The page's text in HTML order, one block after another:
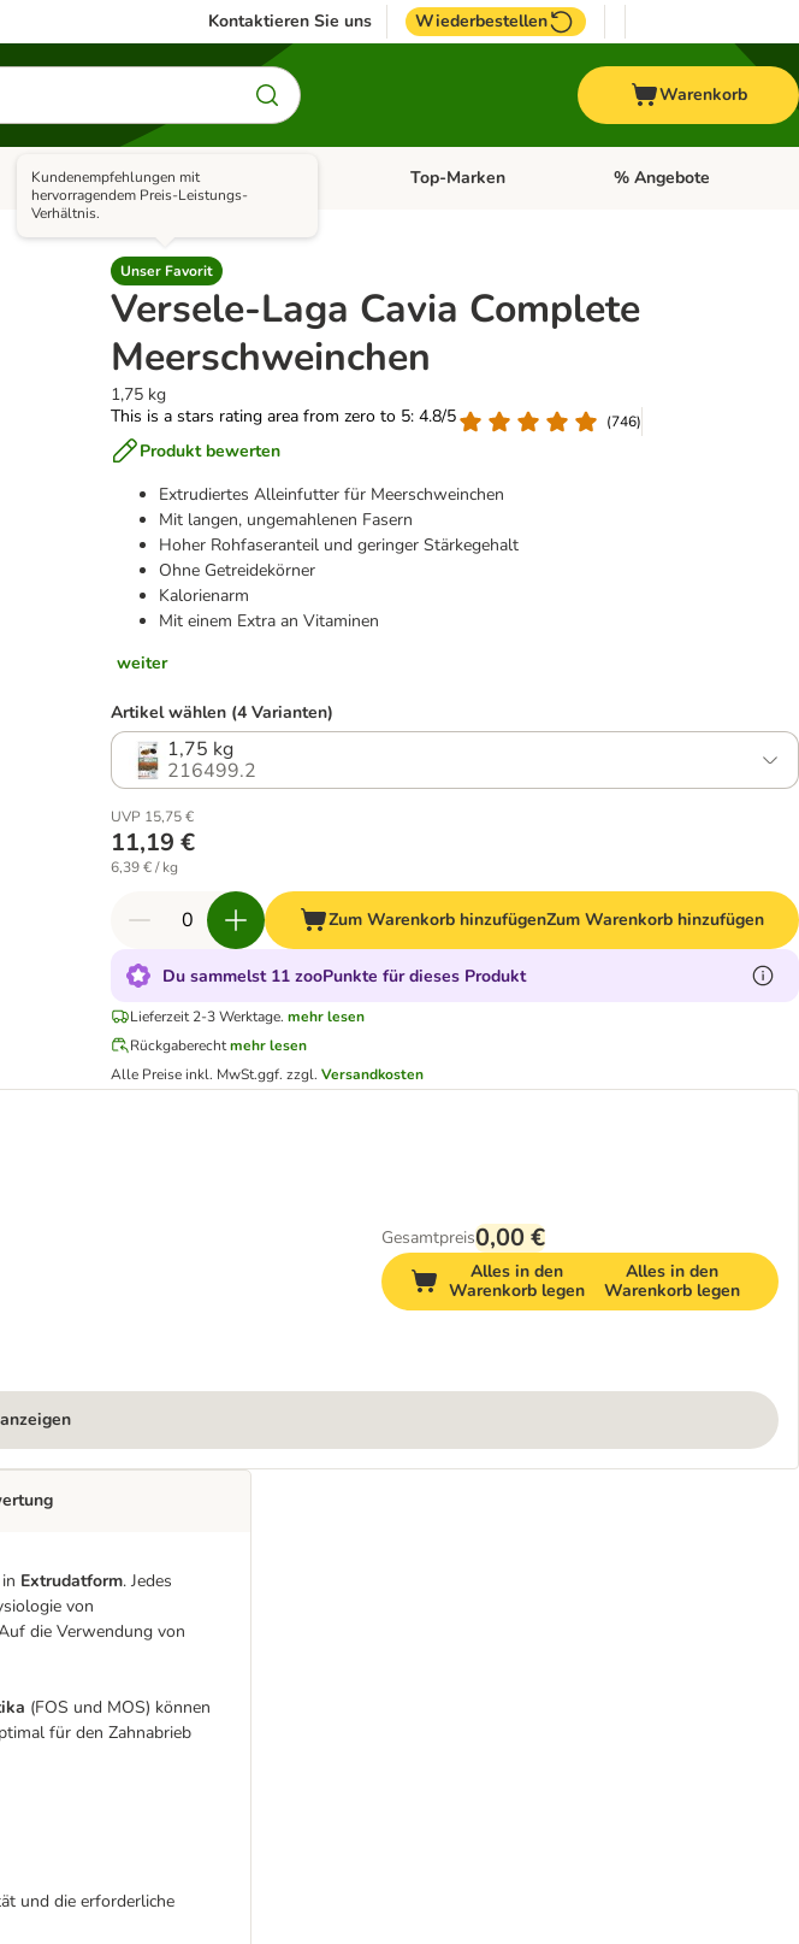
Kontaktieren Sie uns Wiederbestellen
Warenkorb
& Zubehör
Menü öffnen: Kleintier
Kategorie-Menü öffnen: Fisch
Vogel Kategorie-Menü öffnen: VogelKategorie-Menü öffnen: Pferd
Top-Marken Kategorie-Menü öffnen:
% Angebote
Unser Favorit
Kundenempfehlungen mit
hervorragendem Preis-Leistungs-
Verhältnis.
Versele-Laga Cavia Complete
Meerschweinchen
1,75 kg
This is a stars rating area from zero to 5: 4.8/5
(746)
Produkt bewerten
Extrudiertes Alleinfutter für Meerschweinchen
Mit langen, ungemahlenen Fasern
Hoher Rohfaseranteil und geringer Stärkegehalt
Ohne Getreidekörner
Kalorienarm
Mit einem Extra an Vitaminen
weiter
Artikel wählen (4 Varianten)
1,75 kg
216499.2
UVP 15,75 €
11,19 €
6,39 € / kg
Zum Warenkorb hinzufügenZum Warenkorb hinzufügen
Du sammelst 11 zooPunkte für dieses Produkt
Lieferzeit 2-3 Werktage. mehr lesen
Rückgaberechtmehr lesen
Alle Preise inkl. MwSt.ggf. zzgl.Versandkosten
Gesamtpreis0,00 €
Alles in den
Warenkorb legen
Alles in den
Warenkorb legen
Extrudatform. Jedes
von
die Verwendung von
(FOS und MOS) können
für den Zahnabrieb
und die erforderliche